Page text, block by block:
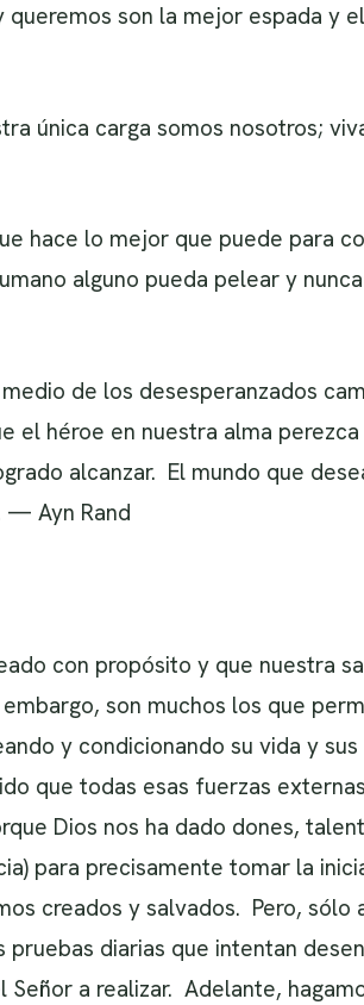
son la mejor espada y
única carga somos nosotros;
hace lo mejor que puede para
alguno pueda pelear y
de los desesperanzados
el héroe en nuestra alma
alcanzar. El mundo que
— Ayn Rand
con propósito y que nuestra
son muchos los que
y condicionando su vida y
que todas esas fuerzas
Dios nos ha dado dones,
para precisamente tomar la
creados y salvados. Pero, sólo
diarias que intentan
a realizar. Adelante,